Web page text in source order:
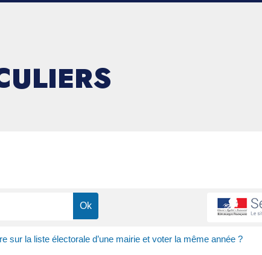
sur la liste électorale d’une mairie et voter la même année ?